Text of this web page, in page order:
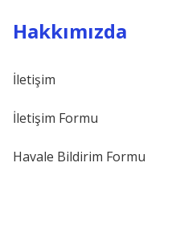
Hakkımızda
İletişim
İletişim Formu
Havale Bildirim Formu